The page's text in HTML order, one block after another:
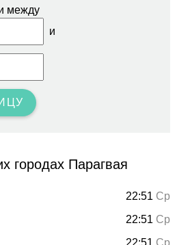
между
и
городах Парагвая
22:51 Ср
22:51 Ср
22:51 Ср